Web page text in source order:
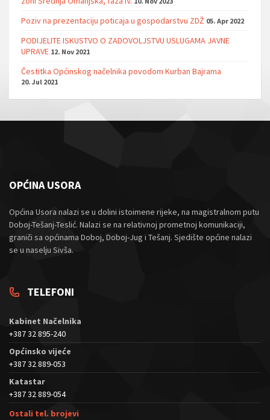
Poziv na prezentaciju poticaja u gospodarstvu ZDŽ 05. Apr 2022
PODIJELITE ISKUSTVO O ZADOVOLJSTVU USLUGAMA JAVNE
UPRAVE 12. Nov 2021
Čestitka Općinskog načelnika povodom Kurban Bajrama
20. Jul 2021
OPĆINA USORA
Općina Usora nalazi se u dolini istoimene rijeke, na magistralnom putu
Doboj-Tešanj-Teslić. Nalazi se na relativnoj prometnoj komunikaciji,
graniči sa općinama Doboj, Doboj-Jug i Tešanj. Sjedište općine nalazi
se u naselju Sivša.
TELEFONI
Kabinet Načelnika
+387 32 895-240
Općinsko vijeće
+387 32 889-053
Katastar
+387 32 889-054
Ostali tel. brojevi